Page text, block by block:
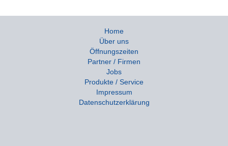
Home
Über uns
Öffnungszeiten
Partner / Firmen
Jobs
Produkte / Service
Impressum
Datenschutzerklärung